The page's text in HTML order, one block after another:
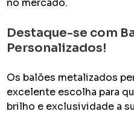
no mercado.
Destaque-se com
Personalizados!
Os balões metalizados
excelente escolha para
brilho e exclusividade a